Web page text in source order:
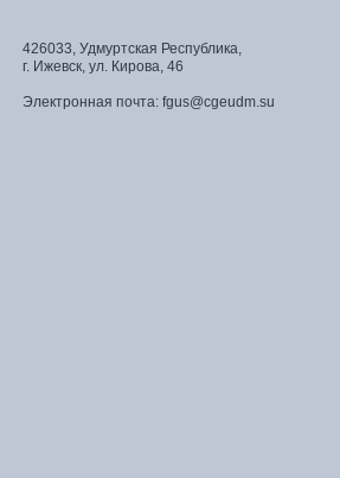
426033, Удмуртская Республика,
г. Ижевск, ул. Кирова, 46
Электронная почта: fgus@cgeudm.su